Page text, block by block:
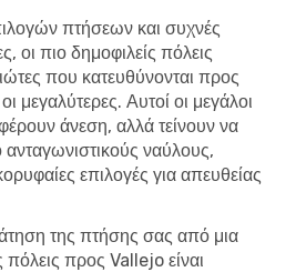
πτήσεων και συχνές
οι πιο δημοφιλείς πόλεις
που κατευθύνονται προς
μεγαλύτερες. Αυτοί οι μεγάλοι
άνεση, αλλά τείνουν να
ναύλους,
επιλογές για απευθείας
της πτήσης σας από μια
πόλεις προς Vallejo είναι